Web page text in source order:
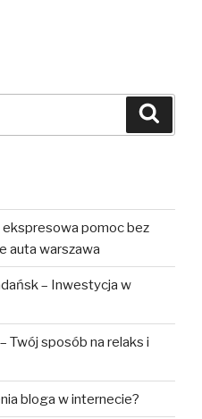
ekspresowa pomoc bez
auta warszawa
– Inwestycja w
Twój sposób na relaks i
bloga w internecie?